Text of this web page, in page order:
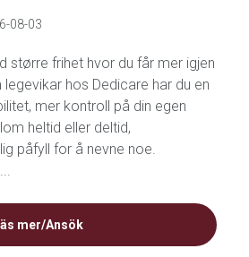
08-03
større frihet hvor du får mer igjen
hos Dedicare har du en
mer kontroll på din egen
heltid eller deltid,
påfyll for å nevne noe.
mer/Ansök